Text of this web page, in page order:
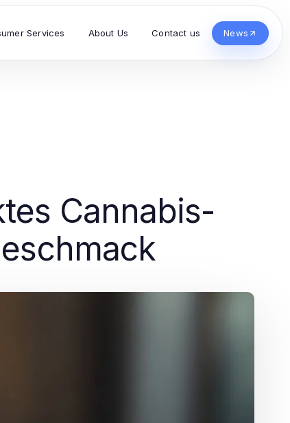
Services About Us Contact us News
Cannabis-